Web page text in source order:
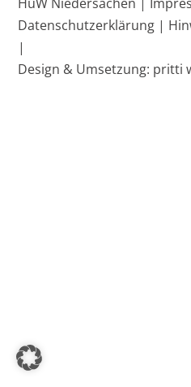
Datenschutzerklärung |
|
Design & Umsetzung: pritti